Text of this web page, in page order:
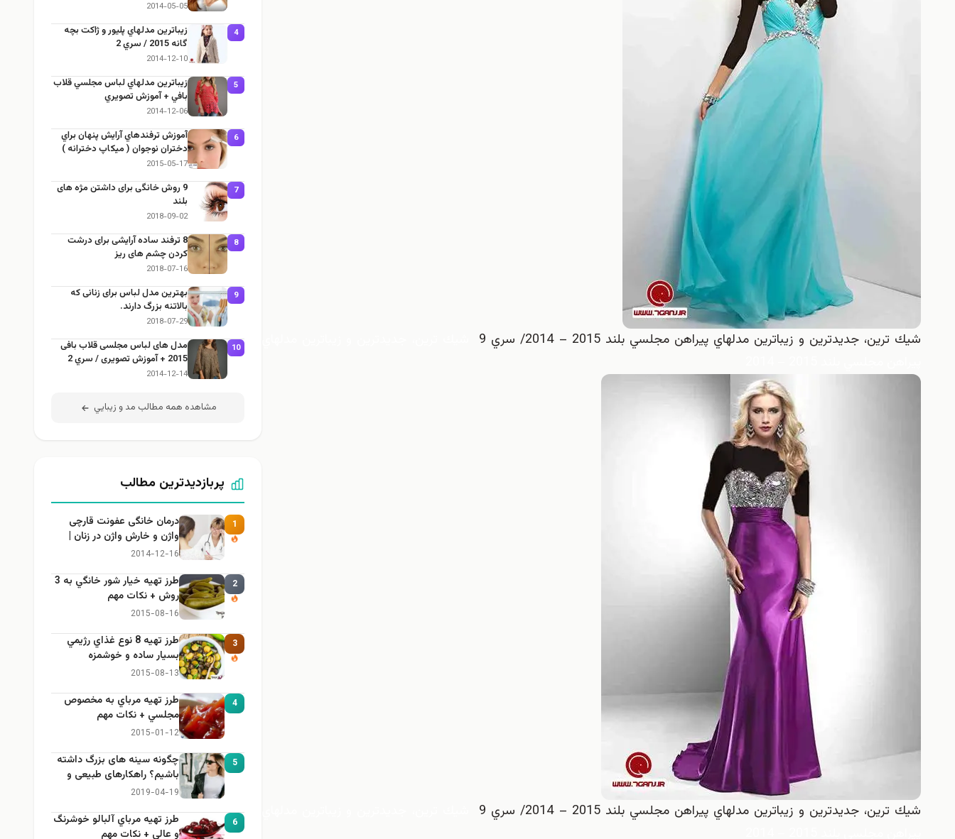
شيك ترين، جديدترين و زيباترين مدلهاي پيراهن مجلسي بلند 2015 – 2014/ سري 9
شيك ترين، جديدترين و زيباترين مدلهاي پيراهن مجلسي بلند 2015 – 2014/ سري 9
2014-05-05
4
زيباترين مدلهاي پليور و ژاكت بچه
گانه 2015 / سري 2
2014-12-10
5
زيباترين مدلهاي لباس مجلسي قلاب
بافي + آموزش تصويري
2014-12-06
6
آموزش ترفندهاي آرایش پنهان براي
دختران نوجوان ( میکاپ دخترانه )
2015-05-17
7
9 روش خانگی برای داشتن مژه های
بلند
2018-09-02
8
8 ترفند ساده آرایشی برای درشت
کردن چشم های ریز
2018-07-16
9
بهترین مدل لباس برای زنانی که
بالاتنه بزرگ دارند.
2018-07-29
10
مدل های لباس مجلسی قلاب بافی
2015 + آموزش تصویری / سري 2
2014-12-14
مشاهده همه مطالب مد و زيبايي
پربازدیدترین مطالب
1
درمان خانگی عفونت قارچی
واژن و خارش واژن در زنان |
راهنمای کامل، ایمن و کاربردی
2014-12-16
2
طرز تهيه خیار شور خانگي به 3
روش + نكات مهم
2015-08-16
3
طرز تهيه 8 نوع غذاي رژيمي
بسيار ساده و خوشمزه
2015-08-13
4
طرز تهيه مرباي به مخصوص
مجلسي + نكات مهم
2015-01-12
5
چگونه سینه های بزرگ داشته
باشیم؟ راهکارهای طبیعی و
خانگی برای بزرگ کردن سینه
2019-04-19
6
طرز تهيه مرباي آلبالو خوشرنگ
و عالي + نكات مهم